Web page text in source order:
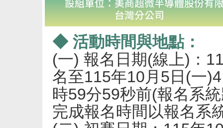
◆ 活動時間與地點：
(一) 報名日期(線上)：
名至115年10月5日(一
時59分59秒前(報名系
完成報名時間以報名系